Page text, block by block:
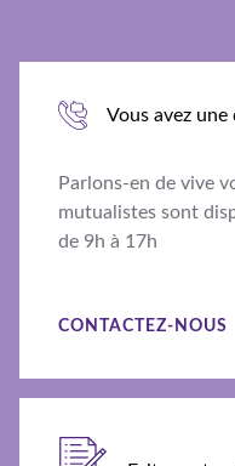
Vous avez une
Parlons-en de vive
mutualistes sont
de 9h à 17h
CONTACTEZ-NOUS